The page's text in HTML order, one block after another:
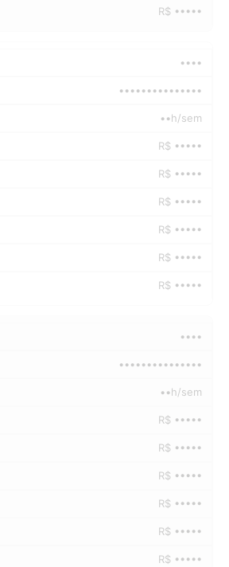
R$ •••••
••••
•••••••••••••••
••h/sem
R$ •••••
R$ •••••
R$ •••••
R$ •••••
R$ •••••
R$ •••••
••••
•••••••••••••••
••h/sem
R$ •••••
R$ •••••
R$ •••••
R$ •••••
R$ •••••
R$ •••••